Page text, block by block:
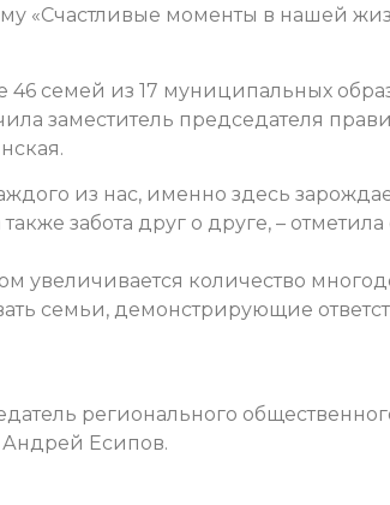
«Счастливые моменты в нашей
46 семей из 17 муниципальных
заместитель председателя
из нас, именно здесь
забота друг о друге, – отметила
увеличивается количество
семьи, демонстрирующие
регионального
Андрей Есипов.